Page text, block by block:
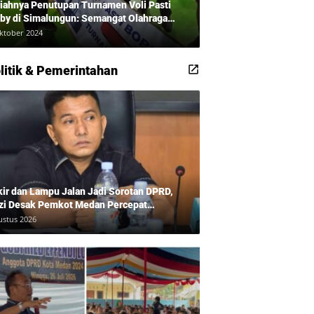
Penutupan Turnamen Voli Pasti
di Simalungun: Semangat Olahraga
Masyarakat Sehat Bersama Erwan
dan Ribuan Penonton!
2024
& Pemerintahan
dan Lampu Jalan Jadi Sorotan DPRD,
Desak Pemkot Medan Percepat
2026